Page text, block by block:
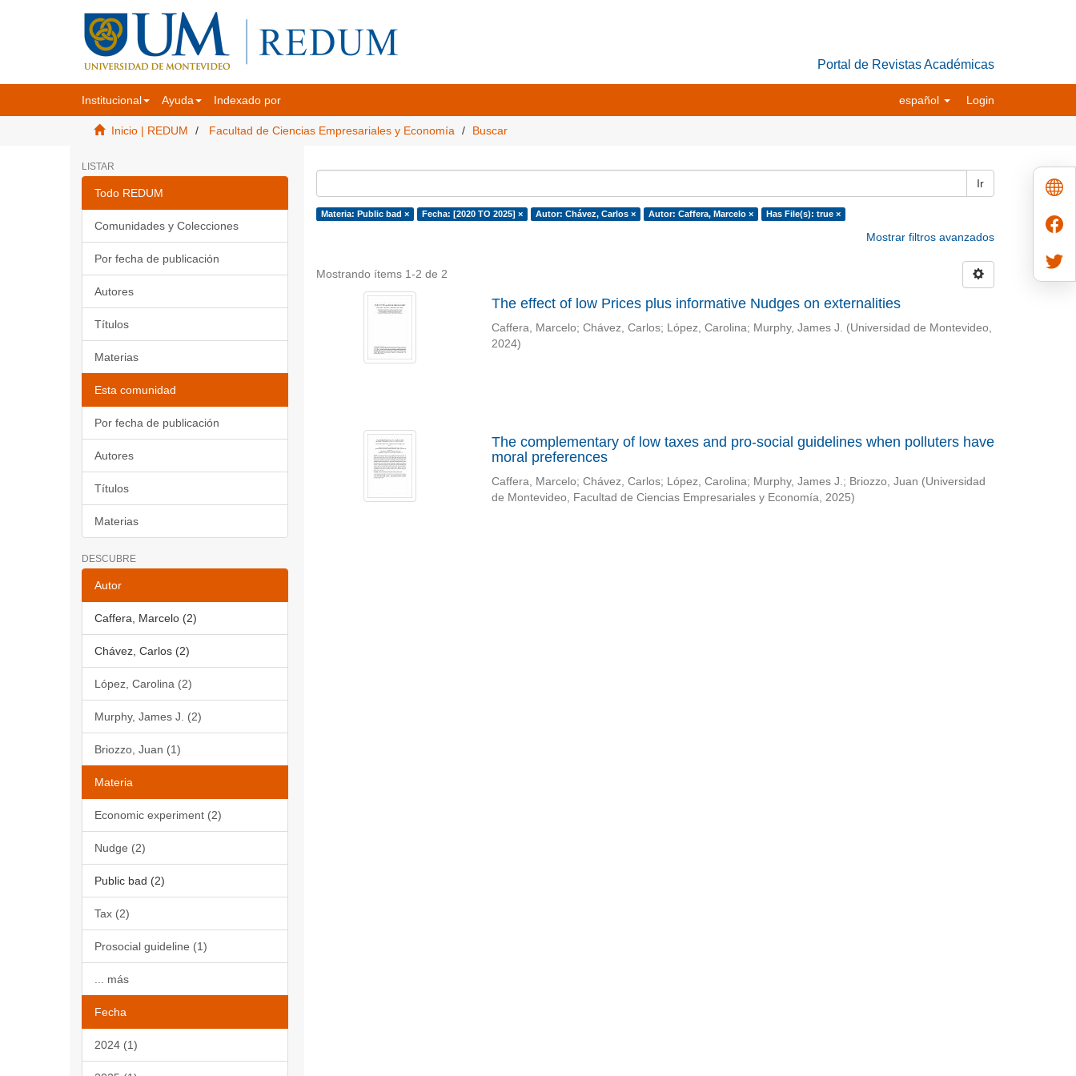
Portal de Revistas Académicas
Institucional Ayuda Indexado por español Login
Inicio | REDUM Facultad de Ciencias Empresariales y Economía Buscar
LISTAR
Todo REDUM
Comunidades y Colecciones
Por fecha de publicación
Autores
Títulos
Materias
Esta comunidad
Por fecha de publicación
Autores
Títulos
Materias
DESCUBRE
Autor
Caffera, Marcelo (2)
Chávez, Carlos (2)
López, Carolina (2)
Murphy, James J. (2)
Briozzo, Juan (1)
Materia
Economic experiment (2)
Nudge (2)
Public bad (2)
Tax (2)
Prosocial guideline (1)
... más
Fecha
2024 (1)
Ir
Materia: Public bad × Fecha: [2020 TO 2025] × Autor: Chávez, Carlos × Autor: Caffera, Marcelo × Has File(s): true ×
Mostrar filtros avanzados
Mostrando ítems 1-2 de 2
The effect of low Prices plus informative Nudges on externalities
Caffera, Marcelo; Chávez, Carlos; López, Carolina; Murphy, James J. (Universidad de Montevideo,
2024)
The complementary of low taxes and pro-social guidelines when polluters have
moral preferences
Caffera, Marcelo; Chávez, Carlos; López, Carolina; Murphy, James J.; Briozzo, Juan (Universidad
de Montevideo, Facultad de Ciencias Empresariales y Economía, 2025)